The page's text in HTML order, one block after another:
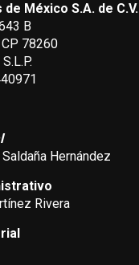
de México S.A. de C.V.
B
78260
Hernández
Rivera